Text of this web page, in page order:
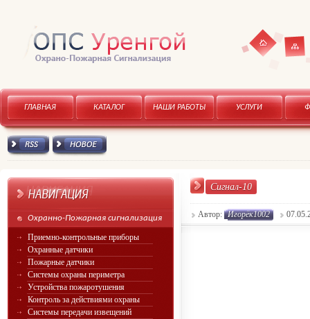
сайта
ГЛАВНАЯ КАТАЛОГ НАШИ РАБОТЫ УСЛУГИ
RSS канал Новое
Охранно-Пожарная сигнализация
Приемно-контрольные приборы
Охранные датчики
Пожарные датчики
Системы охраны периметра
Устройства пожаротушения
Контроль за действиями охраны
Системы передачи извещений
Сигнал-10
Автор: Игорёк1002